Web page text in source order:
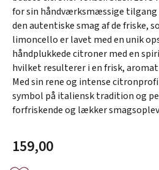
for sin håndværksmæssige tilgang
den autentiske smag af de friske,
limoncello er lavet med en unik
håndplukkede citroner med en
hvilket resulterer i en frisk,
Med sin rene og intense
symbol på italiensk tradition og
forfriskende og lækker
159,00